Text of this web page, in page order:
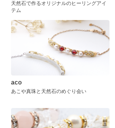
天然石で作るオリジナルのヒーリングアイ
テム
aco
あこや真珠と天然石のめぐり会い